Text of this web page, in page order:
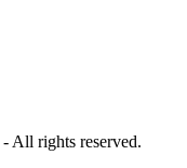
- All rights reserved.